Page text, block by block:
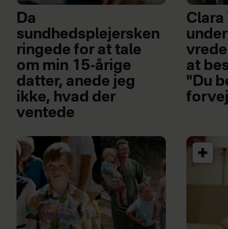
Da
sundhedsplejersken
ringede for at tale
om min 15-årige
datter, anede jeg
ikke, hvad der
ventede
Clara
at
"Du